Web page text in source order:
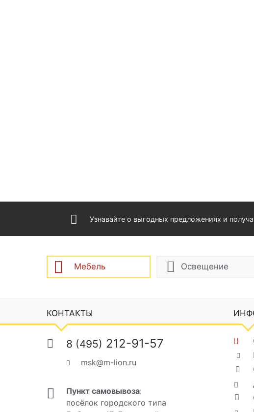
Узнавайте о выгодных предложениях и
Мебель Освещение
КОНТАКТЫ
8 (495) 212-91-57
msk@m-lion.ru
Пункт самовывоза:
посёлок городского типа